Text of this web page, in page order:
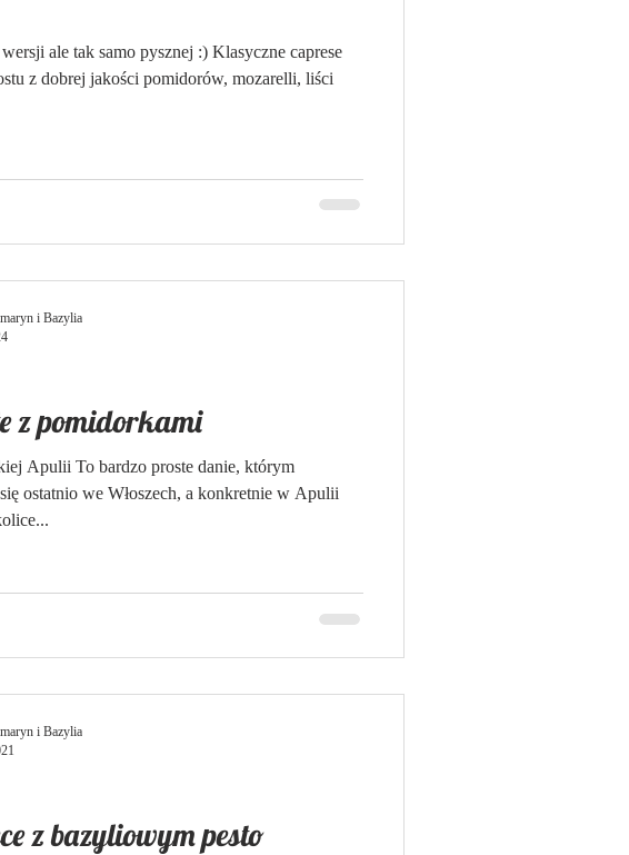
ale tak samo pysznej :) Klasyczne caprese
z dobrej jakości pomidorów, mozarelli, liści
z pomidorkami
Apulii To bardzo proste danie, którym
ostatnio we Włoszech, a konkretnie w Apulii
i Bazylia
z bazyliowym pesto
i Bazylia